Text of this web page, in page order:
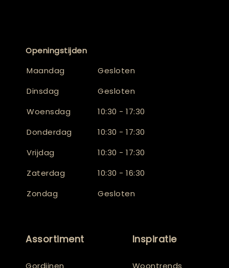
Openingstijden
Maandag
Gesloten
Dinsdag
Gesloten
Woensdag
10:30 - 17:30
Donderdag
10:30 - 17:30
Vrijdag
10:30 - 17:30
Zaterdag
10:30 - 16:30
Zondag
Gesloten
Assortiment
Gordijnen
Inspiratie
Woontrends